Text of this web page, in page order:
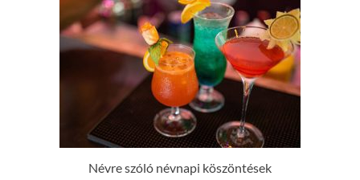
Névre szóló névnapi köszöntések